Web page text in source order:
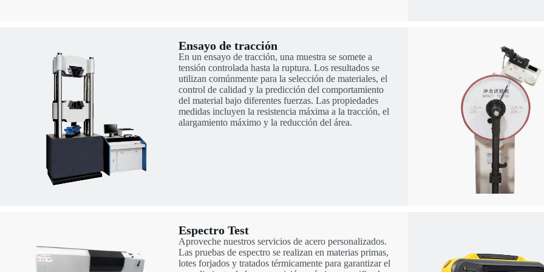
Ensayo de tracción
En un ensayo de tracción, una muestra se somete a
tensión controlada hasta la ruptura. Los resultados se
utilizan comúnmente para la selección de materiales, el
control de calidad y la predicción del comportamiento
del material bajo diferentes fuerzas. Las propiedades
medidas incluyen la resistencia máxima a la tracción, el
alargamiento máximo y la reducción del área.
Espectro Test
Aproveche nuestros servicios de acero personalizados.
Las pruebas de espectro se realizan en materias primas,
lotes forjados y tratados térmicamente para garantizar el